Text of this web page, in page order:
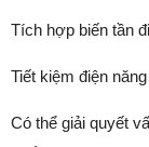
Tích hợp biến tần
Tiết kiệm điện
Có thể giải quyết